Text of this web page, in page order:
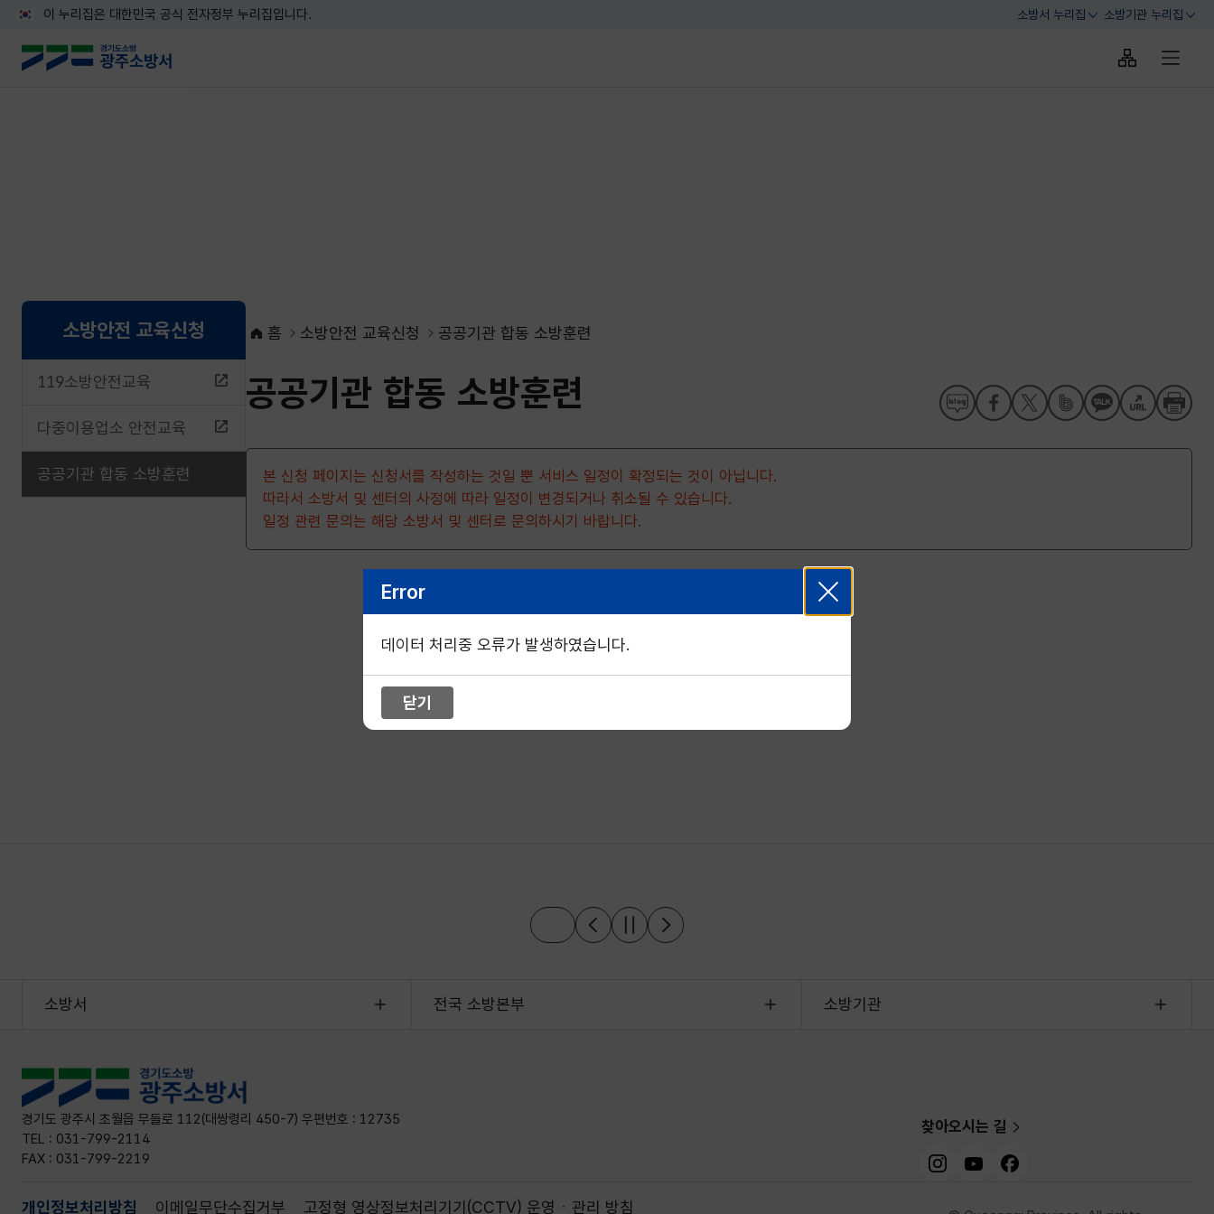
이 누리집은 대한민국 공식 전자정부 누리집입니다. 소방서 누리집
열기
소방기관 누리집
열기
사이트맵 바
전체메
소방안전 교육신청
119소방안전교육
다중이용업소 안전교육
공공기관 합동 소방훈련
홈 소방안전 교육신청 공공기관 합동 소방훈련
공공기관 합동 소방훈련
네이버밴드로 공유하기
카카오톡으로 공유하기
URL복사하기
인쇄하기
본 신청 페이지는 신청서를 작성하는 것일 뿐 서비스 일정이 확정되는 것이 아닙니다.
따라서 소방서 및 센터의 사정에 따라 일정이 변경되거나 취소될 수 있습니다.
일정 관련 문의는 해당 소방서 및 센터로 문의하시기 바랍니다.
소방서 전국 소방본부 소방기관
경기도 광주시 초월읍 무들로 112(대쌍령리 450-7) 우편번호 : 12735
TEL : 031-799-2114
FAX : 031-799-2219
찾아오시는 길
인스타그램
유튜브 페이스북
개인정보처리방침 이메일무단수집거부 고정형 영상정보처리기기(CCTV) 운영ㆍ관리 방침
Error
데이터 처리중 오류가 발생하였습니다.
닫기